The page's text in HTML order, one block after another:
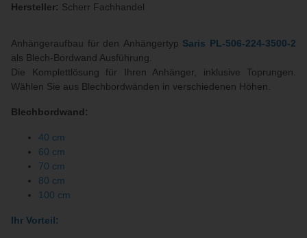
Hersteller: Scherr Fachhandel
Anhängeraufbau für den Anhängertyp Saris PL-506-224-3500-2
als Blech-Bordwand Ausführung.
Die Komplettlösung für Ihren Anhänger, inklusive Toprungen.
Wählen Sie aus Blechbordwänden in verschiedenen Höhen.
Blechbordwand:
40 cm
60 cm
70 cm
80 cm
100 cm
Ihr Vorteil: